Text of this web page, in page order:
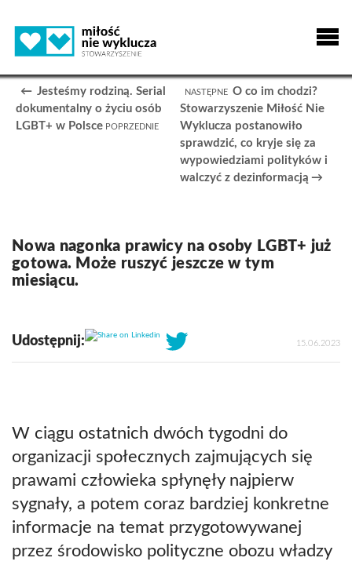
Jesteśmy rodziną. Serial
dokumentalny o życiu osób
LGBT+ w Polsce
O co im chodzi?
Stowarzyszenie Miłość Nie
Wyklucza postanowiło
sprawdzić, co kryje się za
wypowiedziami polityków i
walczyć z dezinformacją
Nowa nagonka prawicy na osoby LGBT+ już
gotowa. Może ruszyć jeszcze w tym
miesiącu.
Udostępnij: Share on Linkedin
15.06.2023
W ciągu ostatnich dwóch tygodni do
organizacji społecznych zajmujących się
prawami człowieka spłynęły najpierw
sygnały, a potem coraz bardziej konkretne
informacje na temat przygotowywanej
przez środowisko polityczne obozu władzy